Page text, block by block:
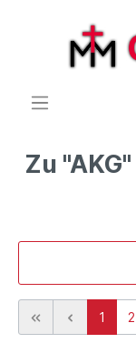
Zu
1 2